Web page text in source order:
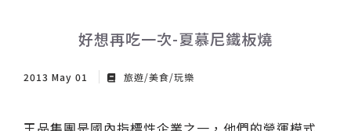
好想再吃一次-夏慕尼鐵板燒
2013 May 01 旅遊/美食/玩樂